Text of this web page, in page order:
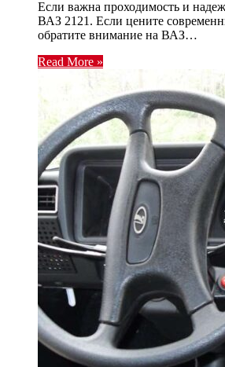
Если важна проходимость и
ВАЗ 2121. Если цените
обратите внимание на ВАЗ…
Read More »